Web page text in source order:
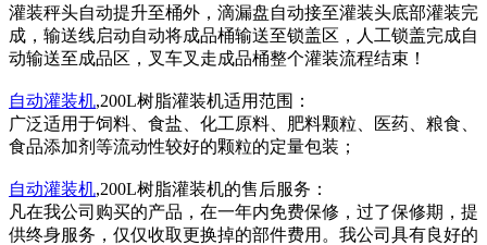
灌装秤头自动提升至桶外，滴漏盘自动接至灌装头底部灌装完
成，输送线启动自动将成品桶输送至锁盖区，人工锁盖完成自
动输送至成品区，叉车叉走成品桶整个灌装流程结束！
自动灌装机,200L树脂灌装机适用范围：
广泛适用于饲料、食盐、化工原料、肥料颗粒、医药、粮食、
食品添加剂等流动性较好的颗粒的定量包装；
自动灌装机,200L树脂灌装机的售后服务：
凡在我公司购买的产品，在一年内免费保修，过了保修期，提
供终身服务，仅仅收取更换掉的部件费用。我公司具有良好的